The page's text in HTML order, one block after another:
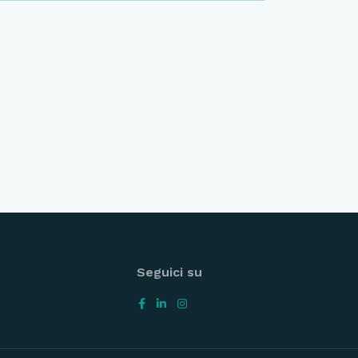
Seguici su